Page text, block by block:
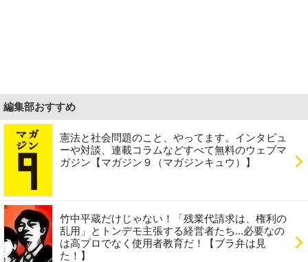
編集部おすすめ
憲法と社会問題のこと、やってます。インタビュ
ーや対談、連載コラムなどすべて無料のウェブマ
ガジン【マガジン９（マガジンキュウ）】
竹中平蔵だけじゃない！「残業代請求は、権利の
乱用」とトンデモ主張する経営者たち...必要なの
は高プロでなく使用者教育だ！【ブラ弁は見
た！】